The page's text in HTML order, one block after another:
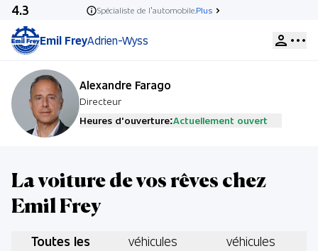
4.3 Spécialiste de l’automobile.Plus
Emil FreyAdrien-Wyss
Alexandre Farago
Directeur
Heures d'ouverture:Actuellement ouvert
Lu,Ma,Me, Jeu,Ve:
08:00 - 18:30
La voiture de vos rêves chez
Emil Frey
Toutes les
véhicules
véhicules